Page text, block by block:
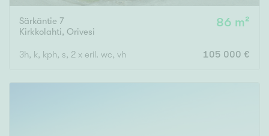
Särkäntie 7
Kirkkolahti, Orivesi
86 m²
3h, k, kph, s, 2 x eril. wc, vh 105 000 €